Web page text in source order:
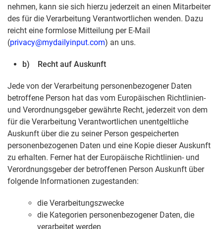
nehmen, kann sie sich hierzu jederzeit an einen Mitarbeiter
des für die Verarbeitung Verantwortlichen wenden. Dazu
reicht eine formlose Mitteilung per E-Mail
(privacy@mydailyinput.com) an uns.
b) Recht auf Auskunft
Jede von der Verarbeitung personenbezogener Daten
betroffene Person hat das vom Europäischen Richtlinien-
und Verordnungsgeber gewährte Recht, jederzeit von dem
für die Verarbeitung Verantwortlichen unentgeltliche
Auskunft über die zu seiner Person gespeicherten
personenbezogenen Daten und eine Kopie dieser Auskunft
zu erhalten. Ferner hat der Europäische Richtlinien- und
Verordnungsgeber der betroffenen Person Auskunft über
folgende Informationen zugestanden:
die Verarbeitungszwecke
die Kategorien personenbezogener Daten, die
verarbeitet werden